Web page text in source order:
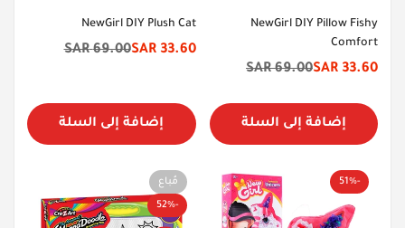
NewGirl DIY Pillow Fishy
Comfort
سعر
33.60 SAR
السعر
69.00 SAR
إضافة إلى السلة
NewGirl DIY Plush Cat
سعر
33.60 SAR
السعر
69.00 SAR
إضافة إلى السلة
-51% مُباع
-52%